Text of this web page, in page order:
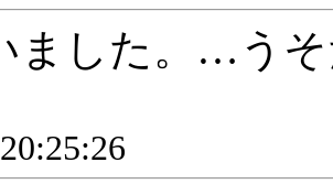
ました。…う